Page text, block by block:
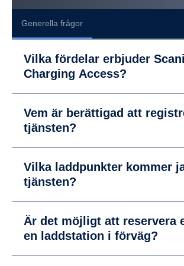
Generella frågor
Vilka fördelar erbjuder
Charging Access?
Vem är berättigad att
tjänsten?
Vilka laddpunkter kommer
tjänsten?
Är det möjligt att reservera
en laddstation i förväg?